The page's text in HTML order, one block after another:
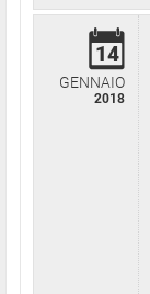
14
GENNAIO
2018